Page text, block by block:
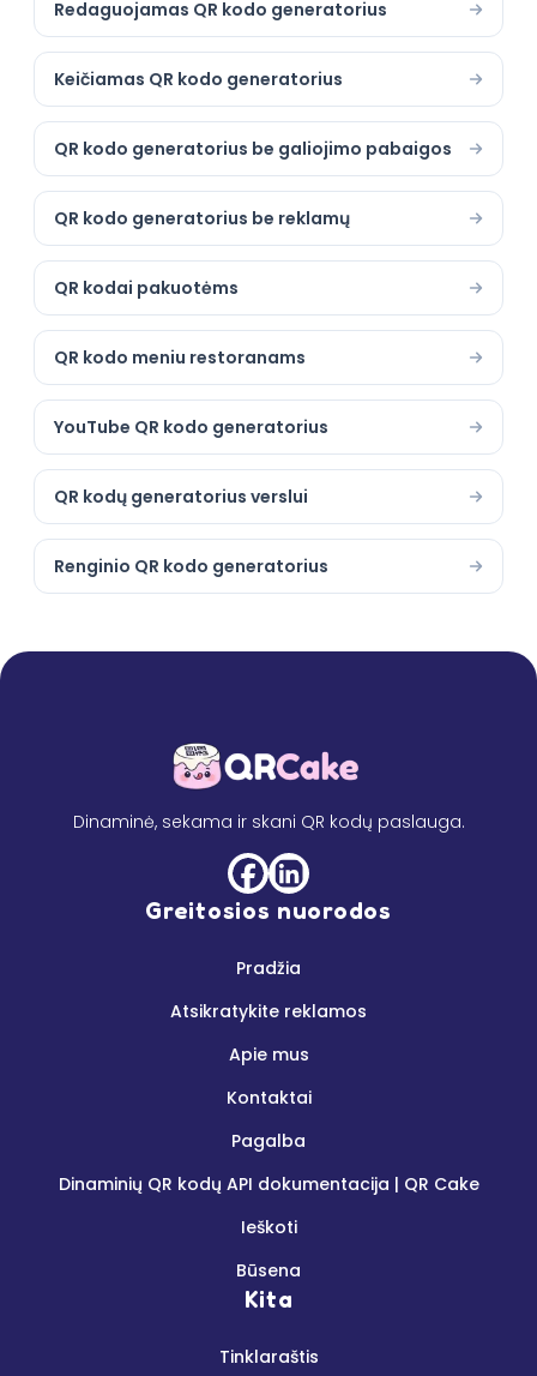
Redaguojamas QR kodo generatorius
Keičiamas QR kodo generatorius
QR kodo generatorius be galiojimo pabaigos
QR kodo generatorius be reklamų
QR kodai pakuotėms
QR kodo meniu restoranams
YouTube QR kodo generatorius
QR kodų generatorius verslui
Renginio QR kodo generatorius
Dinaminė, sekama ir skani QR kodų paslauga.
Greitosios nuorodos
Pradžia
Atsikratykite reklamos
Apie mus
Kontaktai
Pagalba
Dinaminių QR kodų API dokumentacija | QR Cake
Ieškoti
Būsena
Kita
Tinklaraštis